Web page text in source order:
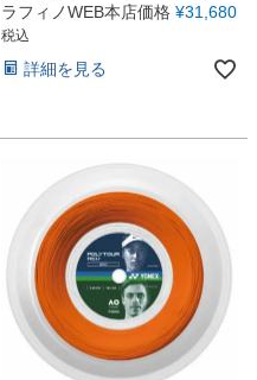
ラフィノWEB本店価格 ¥31,680
税込
詳細を見る